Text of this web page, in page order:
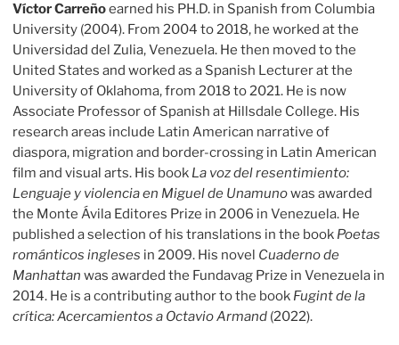
Víctor Carreñoearned his PH.D. in Spanish from Columbia
University (2004). From 2004 to 2018, he worked at the
Universidad del Zulia, Venezuela. He then moved to the
United States and worked as a Spanish Lecturer at the
University of Oklahoma, from 2018 to 2021. He is now
Associate Professor of Spanish at Hillsdale College. His
research areas include Latin American narrative of
diaspora, migration and border-crossing in Latin American
film and visual arts. His book La voz del resentimiento:
Lenguaje y violencia en Miguel de Unamunowas awarded
the Monte Ávila Editores Prize in 2006 in Venezuela. He
published a selection of his translations in the book Poetas
románticos ingleses in 2009. His novel Cuaderno de
Manhattan was awarded the Fundavag Prize in Venezuela in
2014. He is a contributing author to the book Fugint de la
crítica: Acercamientos a Octavio Armand (2022).